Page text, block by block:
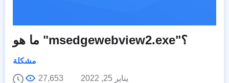
ما هو "msedgewebview2.exe"؟
مشكلة
يناير 25, 2022
27,653